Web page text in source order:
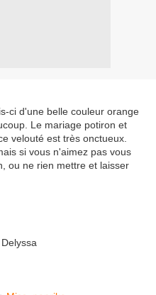
ci d'une belle couleur orange
Le mariage potiron et
velouté est très onctueux.
si vous n'aimez pas vous
ou ne rien mettre et laisser